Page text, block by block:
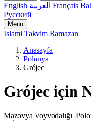
English العربية Français
Русский
Menü
Islami Takvim Ramazan
Anasayfa
Polonya
Grójec
Grójec için
Mazovya Voyvodalığı,